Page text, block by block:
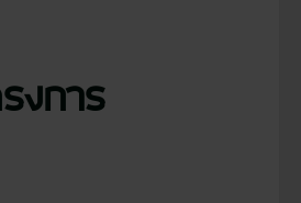
งการ